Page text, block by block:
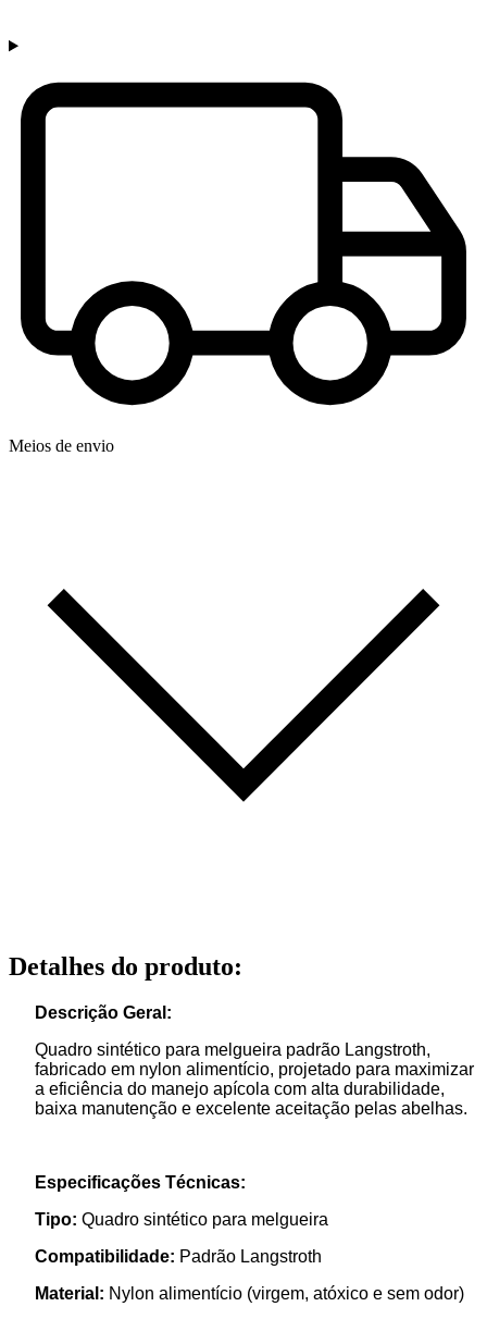
Meios de envio
Detalhes do produto:
Descrição Geral:
Quadro sintético para melgueira padrão Langstroth,
fabricado em nylon alimentício, projetado para maximizar
a eficiência do manejo apícola com alta durabilidade,
baixa manutenção e excelente aceitação pelas abelhas.
Especificações Técnicas:
Tipo: Quadro sintético para melgueira
Compatibilidade: Padrão Langstroth
Material: Nylon alimentício (virgem, atóxico e sem odor)